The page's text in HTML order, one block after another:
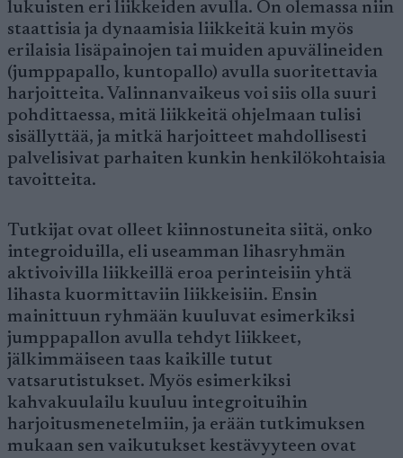
lukuisten eri liikkeiden avulla. On olemassa niin
staattisia ja dynaamisia liikkeitä kuin myös
erilaisia lisäpainojen tai muiden apuvälineiden
(jumppapallo, kuntopallo) avulla suoritettavia
harjoitteita. Valinnanvaikeus voi siis olla suuri
pohdittaessa, mitä liikkeitä ohjelmaan tulisi
sisällyttää, ja mitkä harjoitteet mahdollisesti
palvelisivat parhaiten kunkin henkilökohtaisia
tavoitteita.
Tutkijat ovat olleet kiinnostuneita siitä, onko
integroiduilla, eli useamman lihasryhmän
aktivoivilla liikkeillä eroa perinteisiin yhtä
lihasta kuormittaviin liikkeisiin. Ensin
mainittuun ryhmään kuuluvat esimerkiksi
jumppapallon avulla tehdyt liikkeet,
jälkimmäiseen taas kaikille tutut
vatsarutistukset. Myös esimerkiksi
kahvakuulailu kuuluu integroituihin
harjoitusmenetelmiin, ja erään tutkimuksen
mukaan sen vaikutukset kestävyyteen ovat